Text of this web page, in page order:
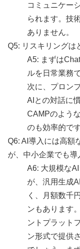
コミュニケー
られます。技
ありません。
Q5: リスキリングは
A5: まずは
ルを日常業務
次に、プロン
AIとの対話に
CAMPのよう
のも効率的です
Q6: AI導入には高額
が、中小企業でも導
A6: 大規模な
が、汎用生成
く、月額数千
ンもあります
ントプラット
ン形式で提供